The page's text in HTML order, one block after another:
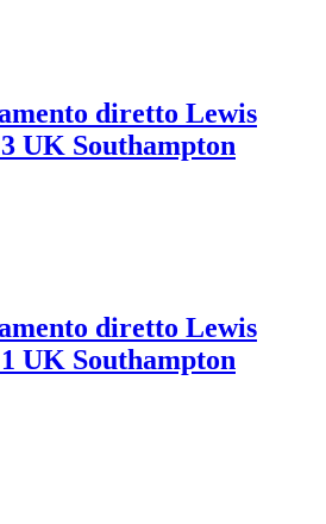
diretto Lewis
UK Southampton
diretto Lewis
UK Southampton